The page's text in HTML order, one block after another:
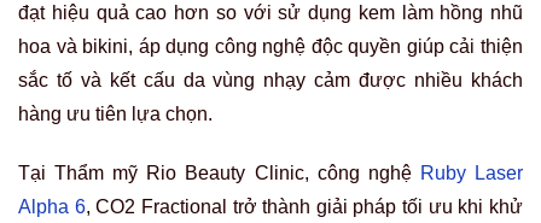
đạt hiệu quả cao hơn so với sử dụng kem làm hồng nhũ
hoa và bikini, áp dụng công nghệ độc quyền giúp cải thiện
sắc tố và kết cấu da vùng nhạy cảm được nhiều khách
hàng ưu tiên lựa chọn.
Tại Thẩm mỹ Rio Beauty Clinic, công nghệ Ruby Laser
Alpha 6, CO2 Fractional trở thành giải pháp tối ưu khi khử